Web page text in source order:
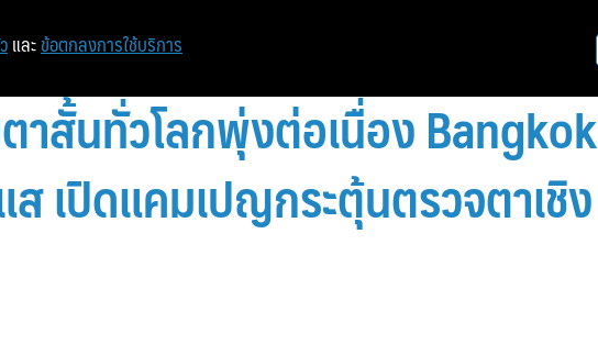
าสั้นทั่วโลกพุ่งต่อเนื่อง Bangkok
เปิดแคมเปญกระตุ้นตรวจตาเชิง
และ ข้อตกลงการใช้บริการ